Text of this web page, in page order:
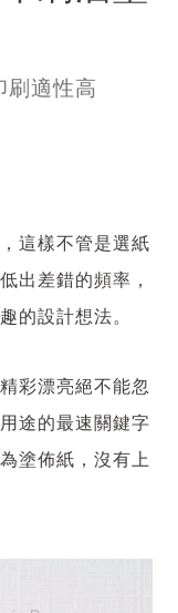
刷適性高
這樣不管是選紙
出差錯的頻率，
趣的設計想法。
彩漂亮絕不能忽
途的最速關鍵字
塗佈紙，沒有上